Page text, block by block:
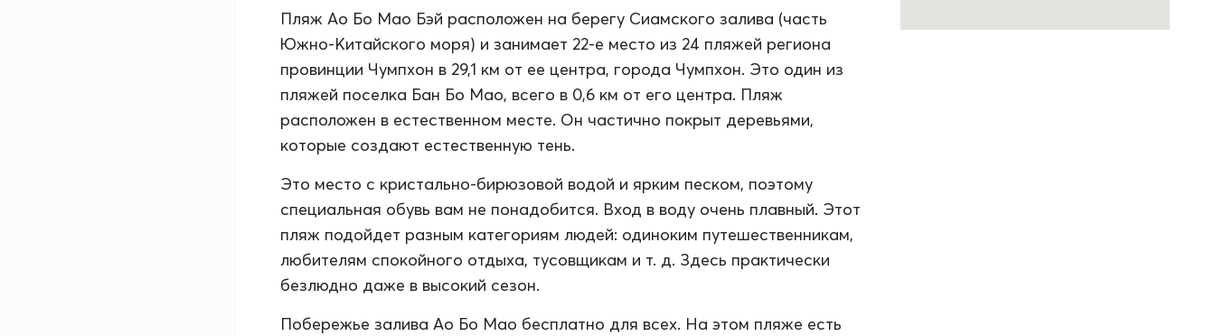
Пляж Ао Бо Мао Бэй расположен на берегу Сиамского залива (часть
Южно-Китайского моря) и занимает 22-е место из 24 пляжей региона
провинции Чумпхон в 29,1 км от ее центра, города Чумпхон. Это один из
пляжей поселка Бан Бо Мао, всего в 0,6 км от его центра. Пляж
расположен в естественном месте. Он частично покрыт деревьями,
которые создают естественную тень.
Это место с кристально-бирюзовой водой и ярким песком, поэтому
специальная обувь вам не понадобится. Вход в воду очень плавный. Этот
пляж подойдет разным категориям людей: одиноким путешественникам,
любителям спокойного отдыха, тусовщикам и т. д. Здесь практически
безлюдно даже в высокий сезон.
Побережье залива Ао Бо Мао бесплатно для всех. На этом пляже есть